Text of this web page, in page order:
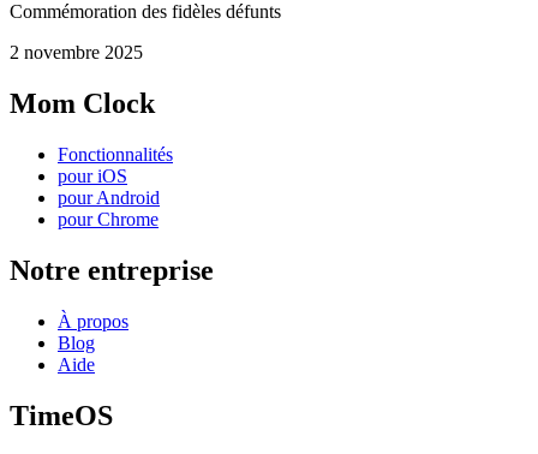
Commémoration des fidèles défunts
2 novembre 2025
Mom Clock
Fonctionnalités
pour iOS
pour Android
pour Chrome
Notre entreprise
À propos
Blog
Aide
TimeOS